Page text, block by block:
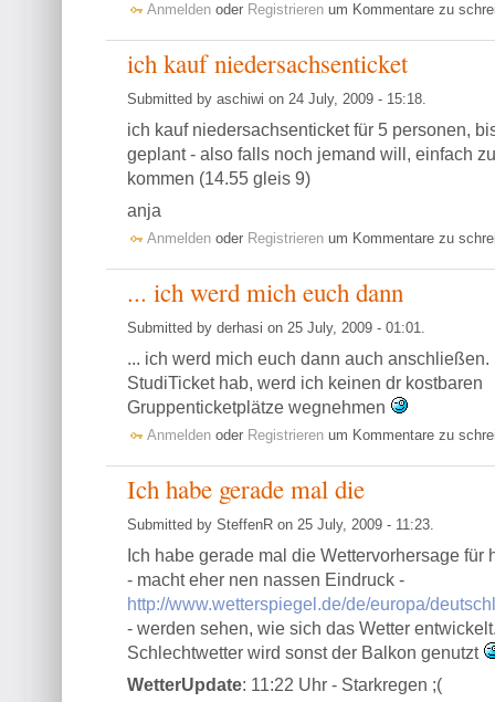
Anmelden oder Registrieren um Kommentare zu
ich kauf niedersachsenticket
Submitted by aschiwi on 24 July, 2009 - 15:18.
ich kauf niedersachsenticket für 5 personen,
geplant - also falls noch jemand will, einfach
kommen (14.55 gleis 9)
anja
Anmelden oder Registrieren um Kommentare zu
... ich werd mich euch dann
Submitted by derhasi on 25 July, 2009 - 01:01.
... ich werd mich euch dann auch
StudiTicket hab, werd ich keinen dr kostbaren
Gruppenticketplätze wegnehmen
Anmelden oder Registrieren um Kommentare zu
Ich habe gerade mal die
Submitted by SteffenR on 25 July, 2009 - 11:23.
Ich habe gerade mal die Wettervorhersage für
- macht eher nen nassen Eindruck -
http://www.wetterspiegel.de/de/europa/
- werden sehen, wie sich das Wetter
Schlechtwetter wird sonst der Balkon genutzt
WetterUpdate: 11:22 Uhr - Starkregen ;(